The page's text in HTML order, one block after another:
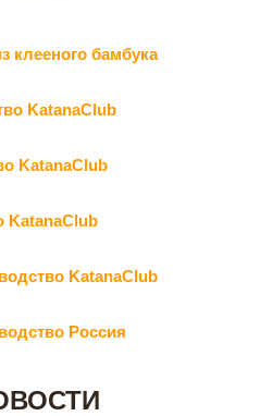
клееного бамбука
KatanaClub
KatanaClub
KatanaClub
KatanaClub
Россия